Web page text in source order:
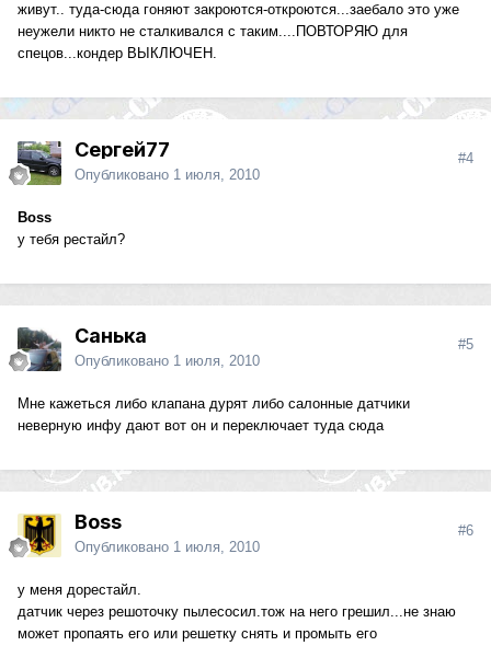
живут.. туда-сюда гоняют закроются-откроются...заебало это уже
неужели никто не сталкивался с таким....ПОВТОРЯЮ для
спецов...кондер ВЫКЛЮЧЕН.
Сергей77
Опубликовано 1 июля, 2010
#4
Boss
у тебя рестайл?
Санька
Опубликовано 1 июля, 2010
#5
Мне кажеться либо клапана дурят либо салонные датчики
неверную инфу дают вот он и переключает туда сюда
Boss
Опубликовано 1 июля, 2010
#6
у меня дорестайл.
датчик через решоточку пылесосил.тож на него грешил...не знаю
может пропаять его или решетку снять и промыть его